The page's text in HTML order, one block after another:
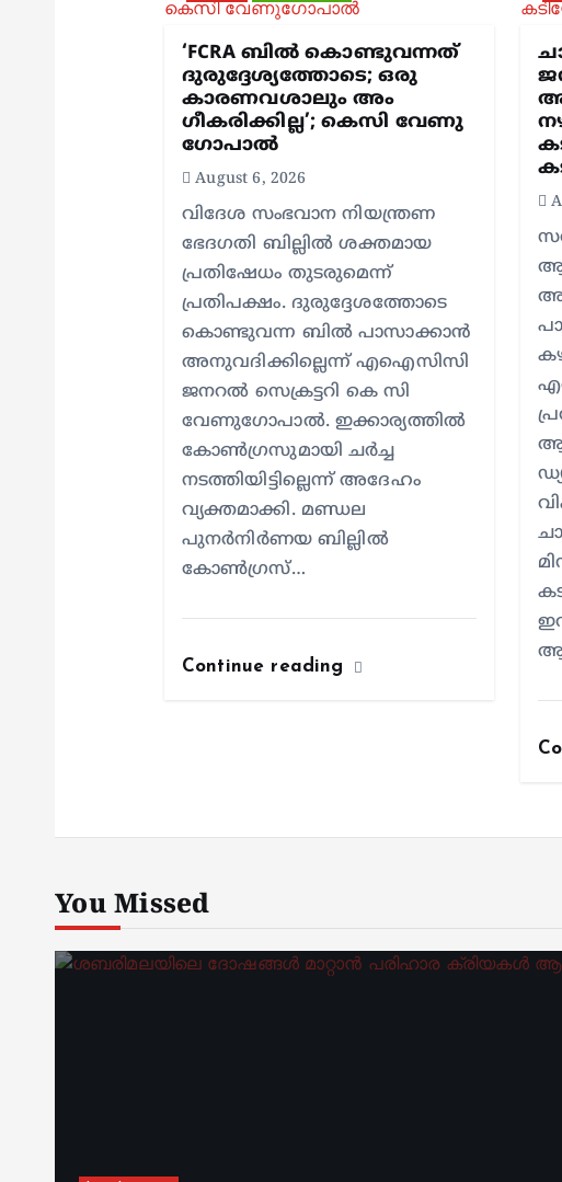
‘FCRA ബിൽ കൊണ്ടുവന്നത്
ദുരുദ്ദേശ്യത്തോടെ; ഒരു
കാരണവശാലും അം​
ഗീകരിക്കില്ല’; കെസി വേണു​
ഗോപാൽ
August 6, 2026
വിദേശ സംഭവാന നിയന്ത്രണ
ഭേദഗതി ബില്ലിൽ ശക്തമായ
പ്രതിഷേധം തുടരുമെന്ന്
പ്രതിപക്ഷം. ദുരുദ്ദേശത്തോടെ
കൊണ്ടുവന്ന ബിൽ പാസാക്കാൻ
അനുവദിക്കില്ലെന്ന് എഐസിസി
ജനറൽ സെക്രട്ടറി കെ സി
വേണുഗോപാൽ. ഇക്കാര്യത്തിൽ
കോൺഗ്രസുമായി ചർച്ച
നടത്തിയിട്ടില്ലെന്ന് അദേഹം
വ്യക്തമാക്കി. മണ്ഡല
പുനർനിർണയ ബില്ലിൽ
കോൺഗ്രസ്…
Continue reading
You Missed